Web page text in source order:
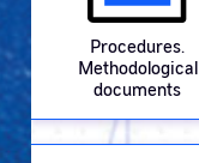
Procedures.
Methodological
documents